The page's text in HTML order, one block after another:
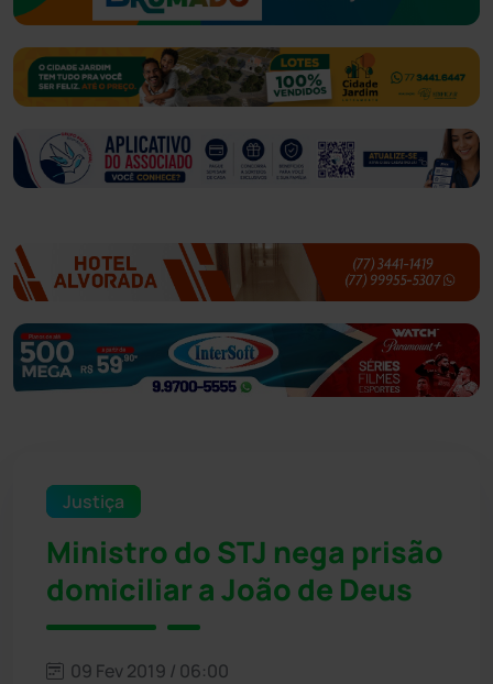
Justiça
Ministro do STJ nega prisão
domiciliar a João de Deus
09 Fev 2019 / 06:00